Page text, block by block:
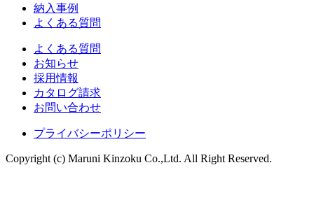
納入事例
よくある質問
よくある質問
お知らせ
採用情報
カタログ請求
お問い合わせ
プライバシーポリシー
Copyright (c) Maruni Kinzoku Co.,Ltd. All Right Reserved.